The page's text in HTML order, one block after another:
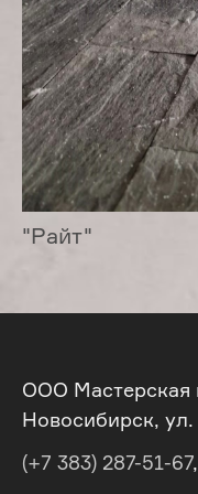
"Райт"
ООО Мастерская
Новосибирск,
(+7 383) 287-51-67,